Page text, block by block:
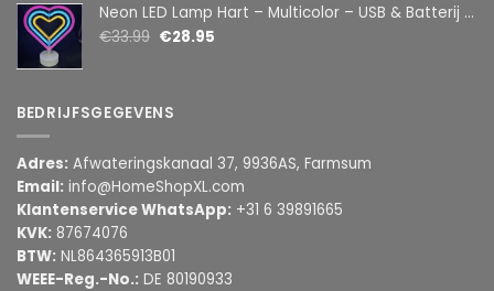
Neon LED Lamp Hart – Multicolor – USB & Batterij – Hartvormige Sfeerlamp – Kinderkamer & Slaapkamer – 25,2 x 23 cm
€33.99 €28.95
BEDRIJFSGEGEVENS
Adres: Afwateringskanaal 37, 9936AS, Farmsum
Email: info@HomeShopXL.com
Klantenservice WhatsApp: +31 6 39891665
KVK: 87674076
BTW: NL864365913B01
WEEE-Reg.-No.: DE 80190933